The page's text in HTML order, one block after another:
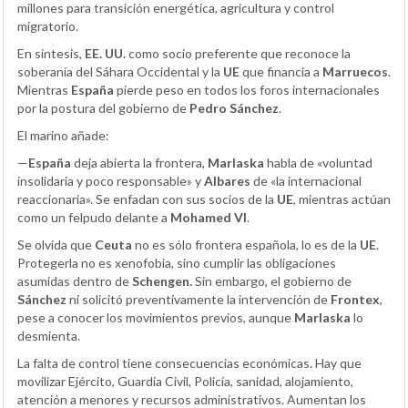
millones para transición energética, agricultura y control
migratorio.
En síntesis, EE. UU.como socio preferente que reconoce la
soberanía del Sáhara Occidental y la UEque financia a Marruecos.
Mientras España pierde peso en todos los foros internacionales
por la postura del gobierno de Pedro Sánchez.
El marino añade:
—España deja abierta la frontera, Marlaska habla de «voluntad
insolidaria y poco responsable» yAlbares de «la internacional
reaccionaria». Se enfadan con sus socios de la UE, mientras actúan
como un felpudo delante a Mohamed VI.
Se olvida que Ceuta no es sólo frontera española, lo es de la UE.
Protegerla no es xenofobia, sino cumplir las obligaciones
asumidas dentro deSchengen.Sin embargo, el gobierno de
Sánchez ni solicitó preventivamente la intervención de Frontex,
pese a conocer los movimientos previos, aunque Marlaska lo
desmienta.
La falta de control tiene consecuencias económicas. Hay que
movilizar Ejército, Guardia Civil, Policía, sanidad, alojamiento,
atención a menores y recursos administrativos. Aumentan los